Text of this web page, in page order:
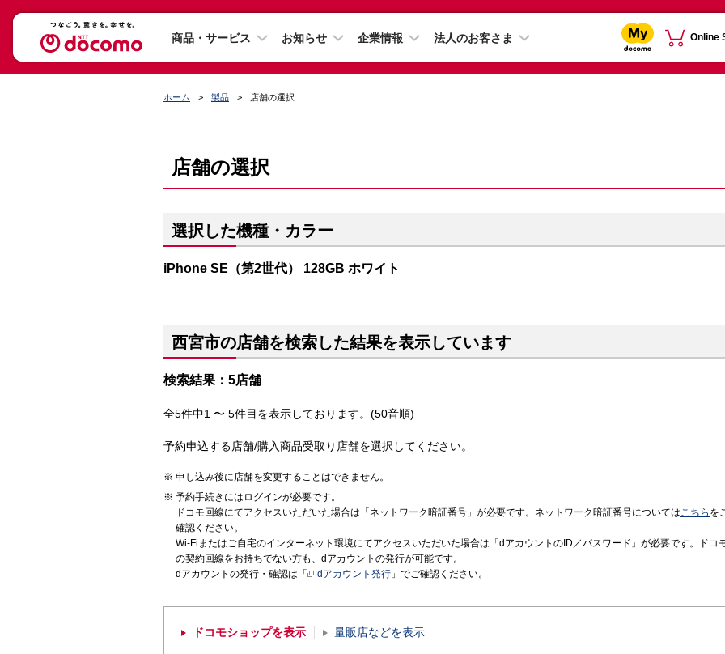
商品・サービス お知らせ 企業情報 法人のお客さま Online
ホーム 製品 店舗の選択
店舗の選択
選択した機種・カラー
iPhone SE（第2世代） 128GB ホワイト
西宮市の店舗を検索した結果を表示しています
検索結果：5店舗
全5件中1 〜 5件目を表示しております。(50音順)
予約申込する店舗/購入商品受取り店舗を選択してください。
申し込み後に店舗を変更することはできません。
予約手続きにはログインが必要です。
ドコモ回線にてアクセスいただいた場合は「ネットワーク暗証番号」が必要です。ネットワーク暗証番号についてはこちら を
確認ください。
Wi-Fiまたはご自宅のインターネット環境にてアクセスいただいた場合は「dアカウントのID／パスワード」が必要です。ドコ
の契約回線をお持ちでない方も、dアカウントの発行が可能です。
dアカウントの発行・確認は「
dアカウント発行 」でご確認ください。
ドコモショップを表示 量販店などを表示